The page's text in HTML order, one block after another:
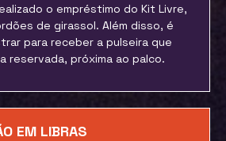
o empréstimo do Kit Livre,
de girassol. Além disso, é
para receber a pulseira que
reservada, próxima ao palco.
EM LIBRAS